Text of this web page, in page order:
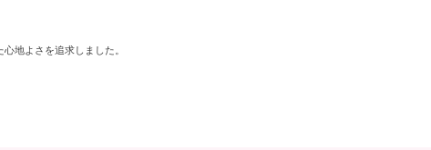
地よさを追求しました。